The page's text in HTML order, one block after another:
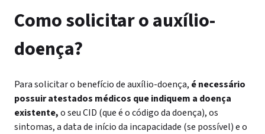
Como solicitar o auxílio-
doença?
Para solicitar o benefício de auxílio-doença, é necessário
possuir atestados médicos que indiquem a doença
existente,o seu CID (que é o código da doença), os
sintomas, a data de início da incapacidade (se possível) e o